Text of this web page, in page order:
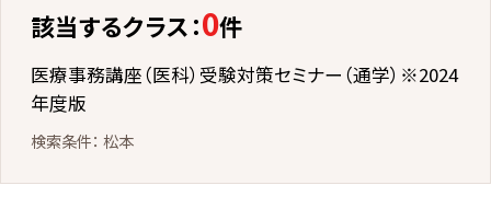
該当するクラス：0件
医療事務講座（医科）受験対策セミナー（通学）※2024
年度版
松本